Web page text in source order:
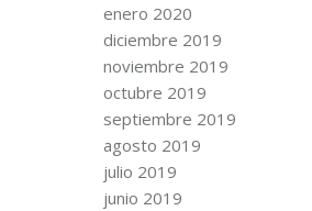
enero 2020
diciembre 2019
noviembre 2019
octubre 2019
septiembre 2019
agosto 2019
julio 2019
junio 2019